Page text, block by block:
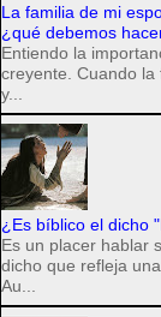
La familia de mi
¿qué debemos
Entiendo la
creyente. Cuando
y...
¿Es bíblico el dicho
Es un placer hablar
dicho que refleja
Au...